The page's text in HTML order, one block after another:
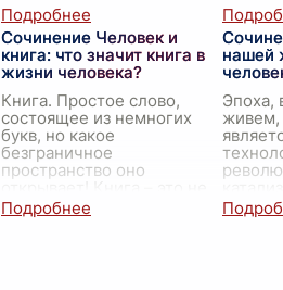
впечатлений и форм жизни.
Эти два феномена
действуют как
могущественные силы,
вл...
Сочинение Человек и
книга: что значит книга в
жизни человека?
Книга. Простое слово,
состоящее из немногих
букв, но какое
безграничное
пространство оно
просто скрепленные листы
бумаги с напечатанным
нашей
Эпоха,
живем,